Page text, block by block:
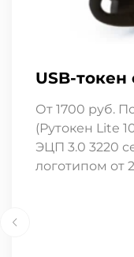
USB-
От 1700 руб.
(Рутокен Lite
ЭЦП 3.0 3220
логотипом от